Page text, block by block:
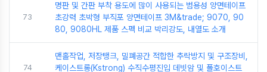
73
명판 및 간판 부착 용도에 많이 사용되는 범용성 양면테이프
초강력 초박형 부직포 양면테이프 3M&trade; 9070, 90
80, 9080HL 제품 스펙 비교 박리강도, 내열도 소개
74
맨홀작업, 저장탱크, 밀폐공간 적합한 추락방지 및 구조장비,
케이스트롱(Kstrong) 수직수평진입 데빗암 및 폴호이스트